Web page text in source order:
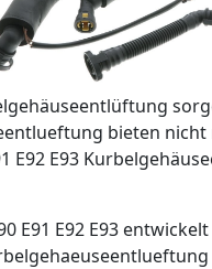
bieten
E92 E93
E92 E93